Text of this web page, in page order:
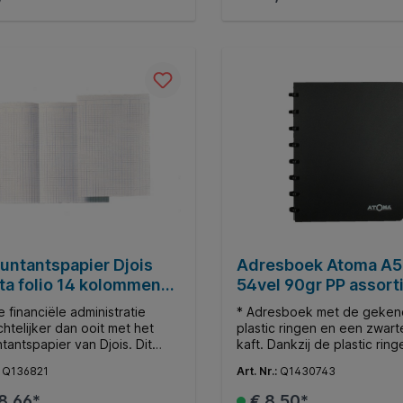
Djois
folio 14 kolommen
financiële administratie
dan ooit met het
van Djois. Dit
taken en biedt
Q136821
Adresboek Atoma
54vel 90gr PP assorti
* Adresboek met de
plastic ringen en een
kaft. Dankzij de plastic
heel eenvoudig verstoken
Het adresboek heeft 54
Art. Nr.: Q1430743